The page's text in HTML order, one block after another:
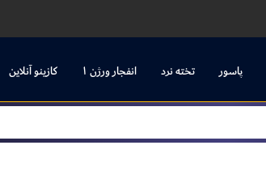
پاسور تخته نرد انفجار ورژن ۱ کازینو آنلاین